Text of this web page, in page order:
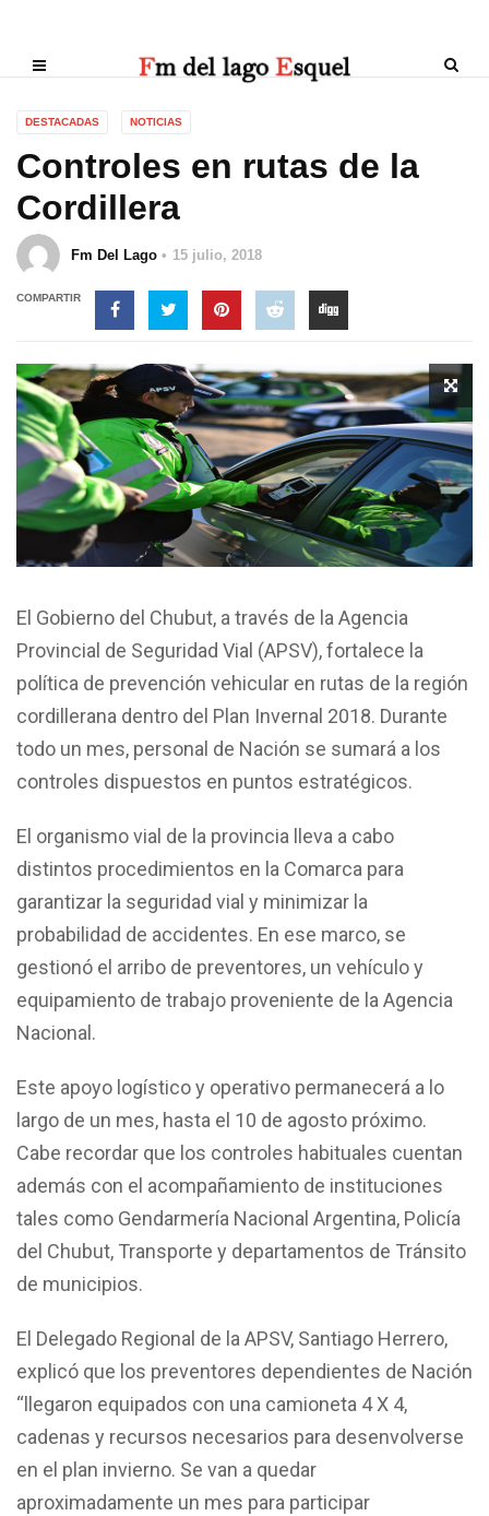
DESTACADAS NOTICIAS
Controles en rutas de la
Cordillera
Fm Del Lago 15 julio, 2018
COMPARTIR
El Gobierno del Chubut, a través de la Agencia
Provincial de Seguridad Vial (APSV), fortalece la
política de prevención vehicular en rutas de la región
cordillerana dentro del Plan Invernal 2018. Durante
todo un mes, personal de Nación se sumará a los
controles dispuestos en puntos estratégicos.
El organismo vial de la provincia lleva a cabo
distintos procedimientos en la Comarca para
garantizar la seguridad vial y minimizar la
probabilidad de accidentes. En ese marco, se
gestionó el arribo de preventores, un vehículo y
equipamiento de trabajo proveniente de la Agencia
Nacional.
Este apoyo logístico y operativo permanecerá a lo
largo de un mes, hasta el 10 de agosto próximo.
Cabe recordar que los controles habituales cuentan
además con el acompañamiento de instituciones
tales como Gendarmería Nacional Argentina, Policía
del Chubut, Transporte y departamentos de Tránsito
de municipios.
El Delegado Regional de la APSV, Santiago Herrero,
explicó que los preventores dependientes de Nación
“llegaron equipados con una camioneta 4 X 4,
cadenas y recursos necesarios para desenvolverse
en el plan invierno. Se van a quedar
aproximadamente un mes para participar